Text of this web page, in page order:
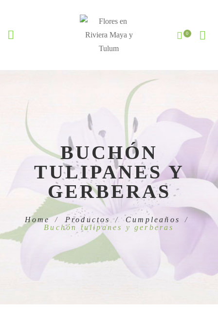
BUCHÓN
TULIPANES Y
GERBERAS
Home Productos
Cumpleaños
Buchón tulipanes y gerberas